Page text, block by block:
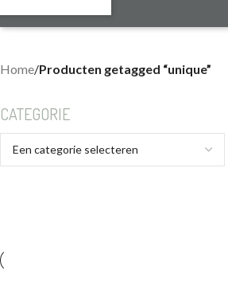
Home/Producten getagged “unique”
CATEGORIE